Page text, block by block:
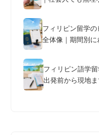
フィリピン留学
全体像｜期間別に
フィリピン語学
出発前から現地